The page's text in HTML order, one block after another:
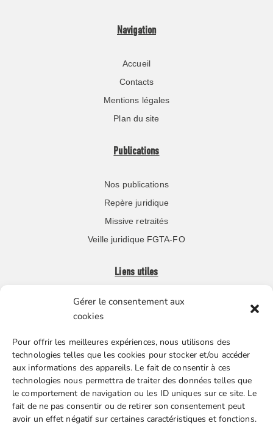
Gérer le consentement aux
cookies
Pour offrir les meilleures expériences, nous utilisons des
technologies telles que les cookies pour stocker et/ou accéder
aux informations des appareils. Le fait de consentir à ces
technologies nous permettra de traiter des données telles que
le comportement de navigation ou les ID uniques sur ce site. Le
fait de ne pas consentir ou de retirer son consentement peut
avoir un effet négatif sur certaines caractéristiques et fonctions.
Navigation
Accueil
Contacts
Mentions légales
Plan du site
Publications
Nos publications
Repère juridique
Missive retraités
Veille juridique FGTA-FO
Liens utiles
Boutique en ligne
Nos partenaires
Gestion des cookies
FGTA-FO / 15 avenue Victor Hugo – 92170 Vanves / 01 86